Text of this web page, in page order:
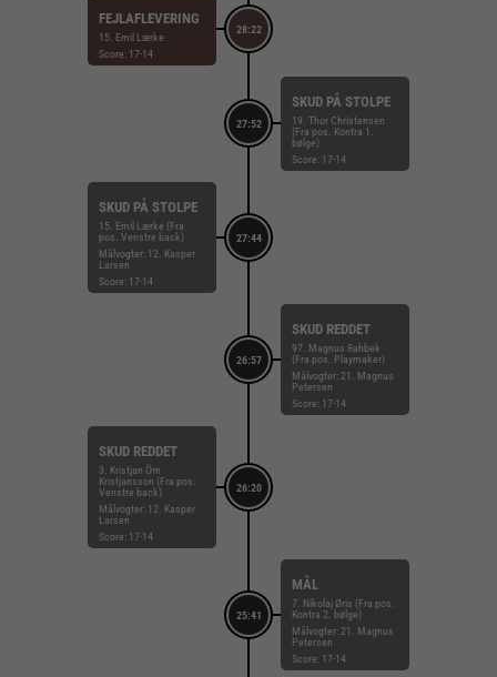
28:22
FEJLAFLEVERING
15. Emil Lærke
Score: 17-14
27:52
SKUD PÅ STOLPE
19. Thor Christensen
(Fra pos. Kontra 1.
bølge)
Score: 17-14
27:44
SKUD PÅ STOLPE
15. Emil Lærke (Fra
pos. Venstre back)
Målvogter: 12. Kasper
Larsen
Score: 17-14
26:57
SKUD REDDET
97. Magnus Rahbek
(Fra pos. Playmaker)
Målvogter: 21. Magnus
Petersen
Score: 17-14
26:20
SKUD REDDET
3. Kristjan Örn
Kristjansson (Fra pos.
Venstre back)
Målvogter: 12. Kasper
Larsen
Score: 17-14
25:41
MÅL
7. Nikolaj Øris (Fra pos.
Kontra 2. bølge)
Målvogter: 21. Magnus
Petersen
Score: 17-14